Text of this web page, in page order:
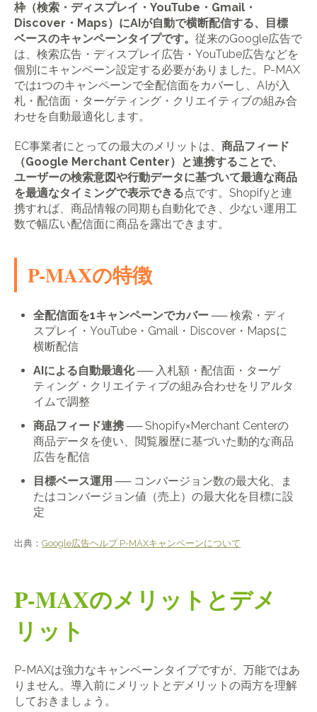
枠（検索・ディスプレイ・YouTube・Gmail・
Discover・Maps）にAIが自動で横断配信する、目標
ベースのキャンペーンタイプです。 従来のGoogle広告で
は、検索広告・ディスプレイ広告・YouTube広告などを
個別にキャンペーン設定する必要がありました。P-MAX
では1つのキャンペーンで全配信面をカバーし、AIが入
札・配信面・ターゲティング・クリエイティブの組み合
わせを自動最適化します。
EC事業者にとっての最大のメリットは、 商品フィード
（Google Merchant Center）と連携することで、
ユーザーの検索意図や行動データに基づいて最適な商品
を最適なタイミングで表示できる点です。Shopifyと連
携すれば、商品情報の同期も自動化でき、少ない運用工
数で幅広い配信面に商品を露出できます。
P-MAXの特徴
全配信面を1キャンペーンでカバー ── 検索・ディ
スプレイ・YouTube・Gmail・Discover・Mapsに
横断配信
AIによる自動最適化── 入札額・配信面・ターゲ
ティング・クリエイティブの組み合わせをリアルタ
イムで調整
商品フィード連携 ── Shopify×Merchant Centerの
商品データを使い、閲覧履歴に基づいた動的な商品
広告を配信
目標ベース運用 ── コンバージョン数の最大化、ま
たはコンバージョン値（売上）の最大化を目標に設
定
出典： Google広告ヘルプ P-MAXキャンペーンについて
P-MAXのメリットとデメ
リット
P-MAXは強力なキャンペーンタイプですが、万能ではあ
りません。導入前にメリットとデメリットの両方を理解
しておきましょう。